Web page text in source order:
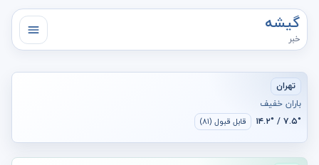
گیشه
خبر
تهران
باران خفیف
۷.۵° / ۱۴.۲° قابل قبول (۸۱)